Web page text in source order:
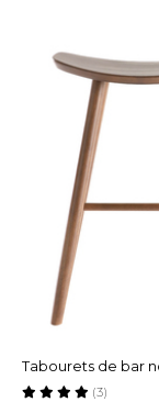
Tabourets de bar
(3)